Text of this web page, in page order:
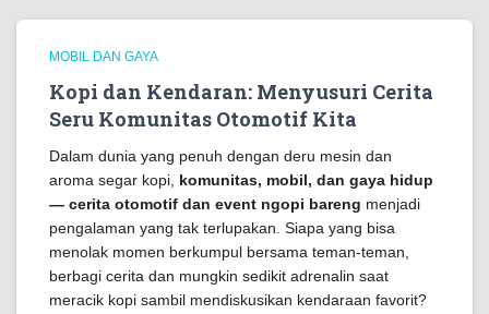
MOBIL DAN GAYA
Kopi dan Kendaran: Menyusuri Cerita
Seru Komunitas Otomotif Kita
Dalam dunia yang penuh dengan deru mesin dan
aroma segar kopi, komunitas, mobil, dan gaya hidup
— cerita otomotif dan event ngopi bareng menjadi
pengalaman yang tak terlupakan. Siapa yang bisa
menolak momen berkumpul bersama teman-teman,
berbagi cerita dan mungkin sedikit adrenalin saat
meracik kopi sambil mendiskusikan kendaraan favorit?